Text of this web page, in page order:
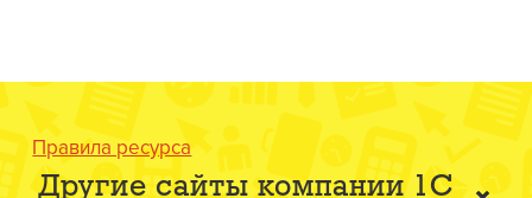
Правила ресурса
Другие сайты компании 1С